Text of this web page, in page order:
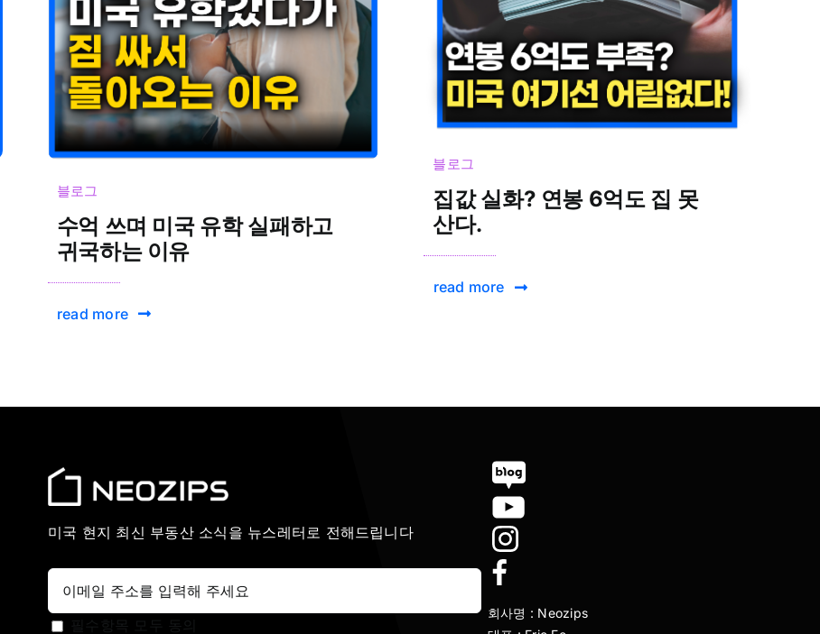
블로그
수억 쓰며 미국 유학 실패하고
귀국하는 이유
read more
블로그
집값 실화? 연봉 6억도 집 못
산다.
read more
미국 현지 최신 부동산 소식을 뉴스레터로 전해드립니다
회사명 : Neozips